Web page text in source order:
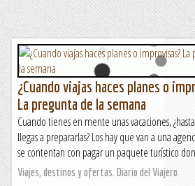
¿Cuando viajas haces planes o
La pregunta de la semana
Cuando tienes en mente unas vacaciones,
llegas a prepararlas? Los hay que van a una
se contentan con pagar un paquete turístico
Viajes, destinos y ofertas. Diario del Viajero